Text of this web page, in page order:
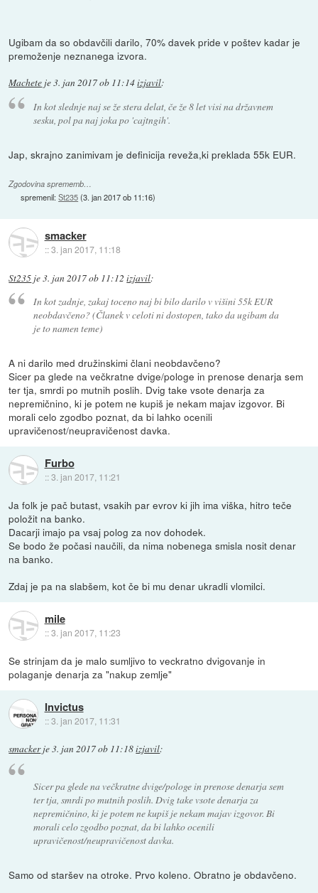
Ugibam da so obdavčili darilo, 70% davek pride v poštev kadar je
premoženje neznanega izvora.
Machete je3. jan 2017 ob 11:14izjavil:
In kot slednje naj se že stera delat, če že 8 let visi na državnem
sesku, pol pa naj joka po 'cajtngih'.
Jap, skrajno zanimivam je definicija reveža,ki preklada 55k EUR.
Zgodovina sprememb…
spremenil:St235(3. jan 2017 ob 11:16)
smacker
::3. jan 2017, 11:18
St235 je3. jan 2017 ob 11:12 izjavil:
In kot zadnje, zakaj toceno naj bi bilo darilo v višini 55k EUR
neobdavčeno? (Članek v celoti ni dostopen, tako da ugibam da
je to namen teme)
A ni darilo med družinskimi člani neobdavčeno?
Sicer pa glede na večkratne dvige/pologe in prenose denarja sem
ter tja, smrdi po mutnih poslih. Dvig take vsote denarja za
nepremičnino, ki je potem ne kupiš je nekam majav izgovor. Bi
morali celo zgodbo poznat, da bi lahko ocenili
upravičenost/neupravičenost davka.
Furbo
::3. jan 2017, 11:21
Ja folk je pač butast, vsakih par evrov ki jih ima viška, hitro teče
položit na banko.
Dacarji imajo pa vsaj polog za nov dohodek.
Se bodo že počasi naučili, da nima nobenega smisla nosit denar
na banko.
Zdaj je pa na slabšem, kot če bi mu denar ukradli vlomilci.
mile
::3. jan 2017, 11:23
Se strinjam da je malo sumljivo to veckratno dvigovanje in
polaganje denarja za "nakup zemlje"
Invictus
::3. jan 2017, 11:31
smackerje3. jan 2017 ob 11:18izjavil:
Sicer pa glede na večkratne dvige/pologe in prenose denarja sem
ter tja, smrdi po mutnih poslih. Dvig take vsote denarja za
nepremičnino, ki je potem ne kupiš je nekam majav izgovor. Bi
morali celo zgodbo poznat, da bi lahko ocenili
upravičenost/neupravičenost davka.
Samo od staršev na otroke. Prvo koleno. Obratno je obdavčeno.